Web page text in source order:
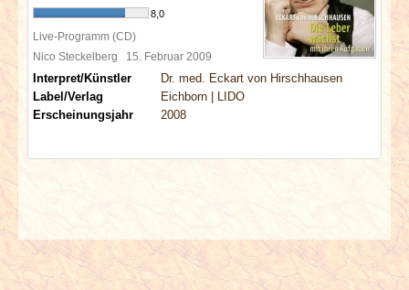
8,0
Live-Programm (CD)
Nico Steckelberg 15. Februar 2009
Interpret/Künstler
Dr. med. Eckart von Hirschhausen
Label/Verlag
Eichborn | LIDO
Erscheinungsjahr
2008